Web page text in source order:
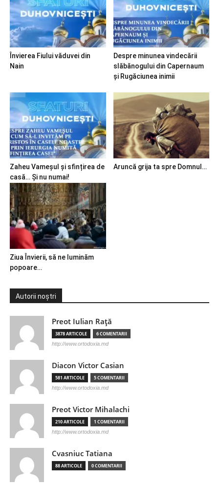
Învierea Fiului văduvei din
Nain
Despre minunea vindecării
slăbănogului din Capernaum
și Rugăciunea inimii
Zaheu Vameșul și sfințirea de
casă… Și nu numai!
Aruncă grija ta spre Domnul…
Ziua Învierii, să ne luminăm
popoare…
Autorii noștri
Preot Iulian Raţă
3878 ARTICOLE 6 COMENTARII
http://www.ortodoxia.md
Diacon Victor Casian
581 ARTICOLE 5 COMENTARII
http://www.ortodoxia.md
Preot Victor Mihalachi
210 ARTICOLE 1 COMENTARII
http://www.ortodoxia.md
Cvasniuc Tatiana
88 ARTICOLE 0 COMENTARII